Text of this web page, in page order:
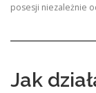
posesji niezależnie
Jak